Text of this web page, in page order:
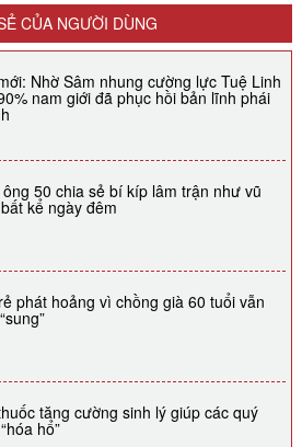
CỦA NGƯỜI DÙNG
Nhờ Sâm nhung cường lực Tuệ Linh
nam giới đã phục hồi bản lĩnh phái
50 chia sẻ bí kíp lâm trận như vũ
kể ngày đêm
phát hoảng vì chồng già 60 tuổi vẫn
tăng cường sinh lý giúp các quý
hổ”